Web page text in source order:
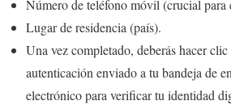
Número de teléfono móvil (crucial para
Lugar de residencia (país).
Una vez completado, deberás hacer
autenticación enviado a tu bandeja de
electrónico para verificar tu identidad